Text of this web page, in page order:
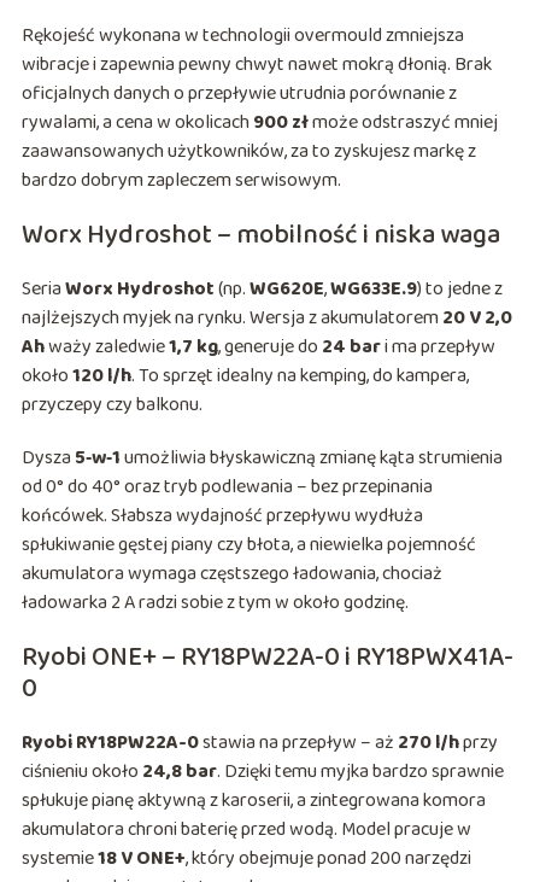
Rękojeść wykonana w technologii overmould zmniejsza
wibracje i zapewnia pewny chwyt nawet mokrą dłonią. Brak
oficjalnych danych o przepływie utrudnia porównanie z
rywalami, a cena w okolicach900 złmoże odstraszyć mniej
zaawansowanych użytkowników, za to zyskujesz markę z
bardzo dobrym zapleczem serwisowym.
Worx Hydroshot – mobilność i niska waga
SeriaWorx Hydroshot(np.WG620E,WG633E.9) to jedne z
najlżejszych myjek na rynku. Wersja z akumulatorem20 V 2,0
Ahważy zaledwie1,7 kg, generuje do 24 bari ma przepływ
około120 l/h. To sprzęt idealny na kemping, do kampera,
przyczepy czy balkonu.
Dysza 5‑w‑1umożliwia błyskawiczną zmianę kąta strumienia
od 0° do 40° oraz tryb podlewania – bez przepinania
końcówek. Słabsza wydajność przepływu wydłuża
spłukiwanie gęstej piany czy błota, a niewielka pojemność
akumulatora wymaga częstszego ładowania, chociaż
ładowarka 2 A radzi sobie z tym w około godzinę.
Ryobi ONE+ – RY18PW22A-0 i RY18PWX41A-
0
Ryobi RY18PW22A-0stawia na przepływ – aż 270 l/hprzy
ciśnieniu około 24,8 bar. Dzięki temu myjka bardzo sprawnie
spłukuje pianę aktywną z karoserii, a zintegrowana komora
akumulatora chroni baterię przed wodą. Model pracuje w
systemie18 V ONE+, który obejmuje ponad 200 narzędzi